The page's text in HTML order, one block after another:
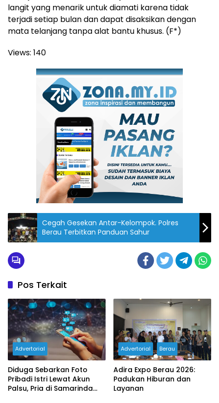
langit yang menarik untuk diamati karena tidak
terjadi setiap bulan dan dapat disaksikan dengan
mata telanjang tanpa alat bantu khusus. (F*)
Views: 140
Cegah Gesekan Antar-Kelompok. Polres
Berau Terbitkan Panduan Sahur
Pos Terkait
Advertorial
Diduga Sebarkan Foto
Pribadi Istri Lewat Akun
Palsu, Pria di Samarinda
Advertorial Berau
Adira Expo Berau 2026:
Padukan Hiburan dan
Layanan